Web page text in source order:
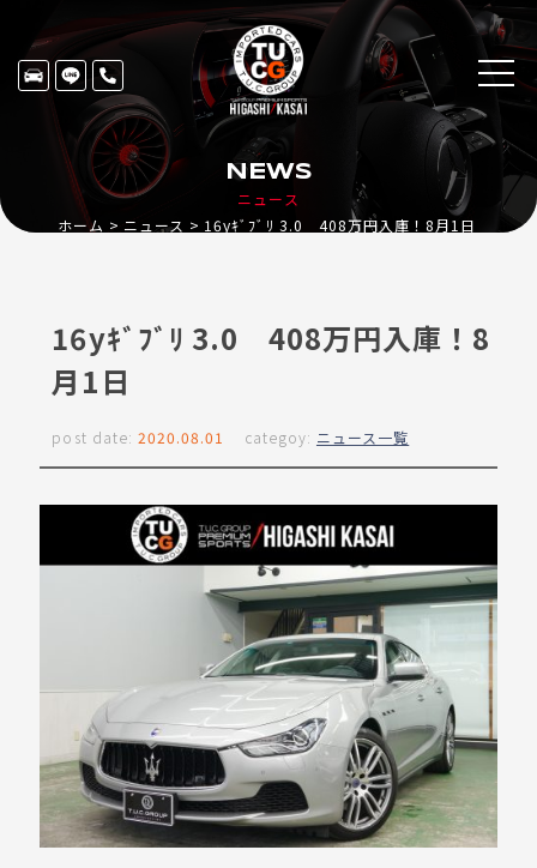
ニュース
NEWS
ホーム ニュース 16yｷﾞﾌﾞﾘ 3.0 408万円入庫！8月1日
16yｷﾞﾌﾞﾘ 3.0 408万円入庫！8
月1日
post date: 2020.08.01 categoy: ニュース一覧